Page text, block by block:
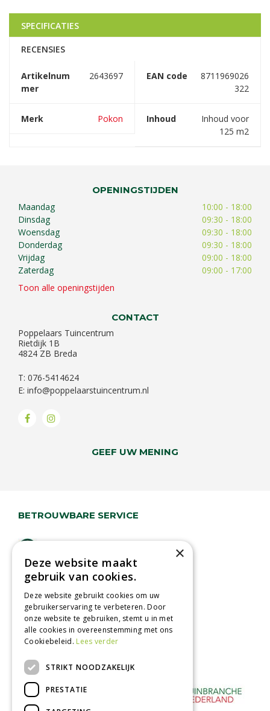
SPECIFICATIES
RECENSIES
Artikelnum
mer
2643697 EAN code
8711969026
322
Merk Pokon Inhoud
Inhoud voor
125 m2
OPENINGSTIJDEN
Maandag
10:00 - 18:00
Dinsdag
09:30 - 18:00
Woensdag
09:30 - 18:00
Donderdag
09:30 - 18:00
Vrijdag
09:00 - 18:00
Zaterdag
09:00 - 17:00
Toon alle openingstijden
CONTACT
Poppelaars Tuincentrum
Rietdijk 1B
4824 ZB Breda
T: 076-5414624
E: info@poppelaarstuincentrum.nl
GEEF UW MENING
BETROUWBARE SERVICE
Lage verzendkosten
Vandaag besteld
binnen 2 dagen ophalen!
Afhalen in tuincentrum
Betaal veilig
met iDeal - Wero
×
Deze website maakt
gebruik van cookies.
Deze website gebruikt cookies om uw
gebruikerservaring te verbeteren. Door
onze website te gebruiken, stemt u in met
alle cookies in overeenstemming met ons
Cookiebeleid. Lees verder
STRIKT NOODZAKELIJK
PRESTATIE